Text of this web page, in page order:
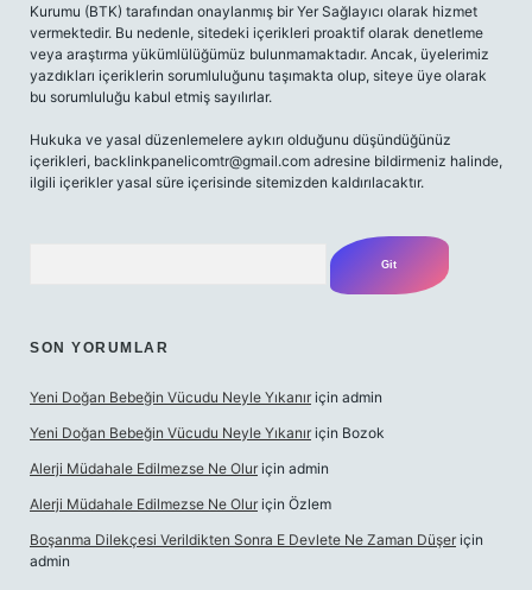
Kurumu (BTK) tarafından onaylanmış bir Yer Sağlayıcı olarak hizmet
vermektedir. Bu nedenle, sitedeki içerikleri proaktif olarak denetleme
veya araştırma yükümlülüğümüz bulunmamaktadır. Ancak, üyelerimiz
yazdıkları içeriklerin sorumluluğunu taşımakta olup, siteye üye olarak
bu sorumluluğu kabul etmiş sayılırlar.
Hukuka ve yasal düzenlemelere aykırı olduğunu düşündüğünüz
içerikleri, backlinkpanelicomtr@gmail.com adresine bildirmeniz halinde,
ilgili içerikler yasal süre içerisinde sitemizden kaldırılacaktır.
SON YORUMLAR
Yeni Doğan Bebeğin Vücudu Neyle Yıkanır için admin
Yeni Doğan Bebeğin Vücudu Neyle Yıkanır için Bozok
Alerji Müdahale Edilmezse Ne Olur için admin
Alerji Müdahale Edilmezse Ne Olur için Özlem
Boşanma Dilekçesi Verildikten Sonra E Devlete Ne Zaman Düşer için
admin